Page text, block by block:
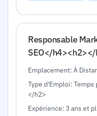
Responsable
SEO</
Emplacement: À
Type d'Emploi:
</h2>
Expérience: 3 ans et